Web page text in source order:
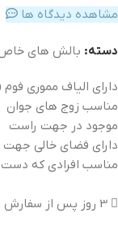
مشاهده دیدگاه ها
دسته: بالش های
دارای الیاف مموری
مناسب زوج های جوان
موجود در جهت راست
دارای فضای خالی جهت
مناسب افرادی که دست